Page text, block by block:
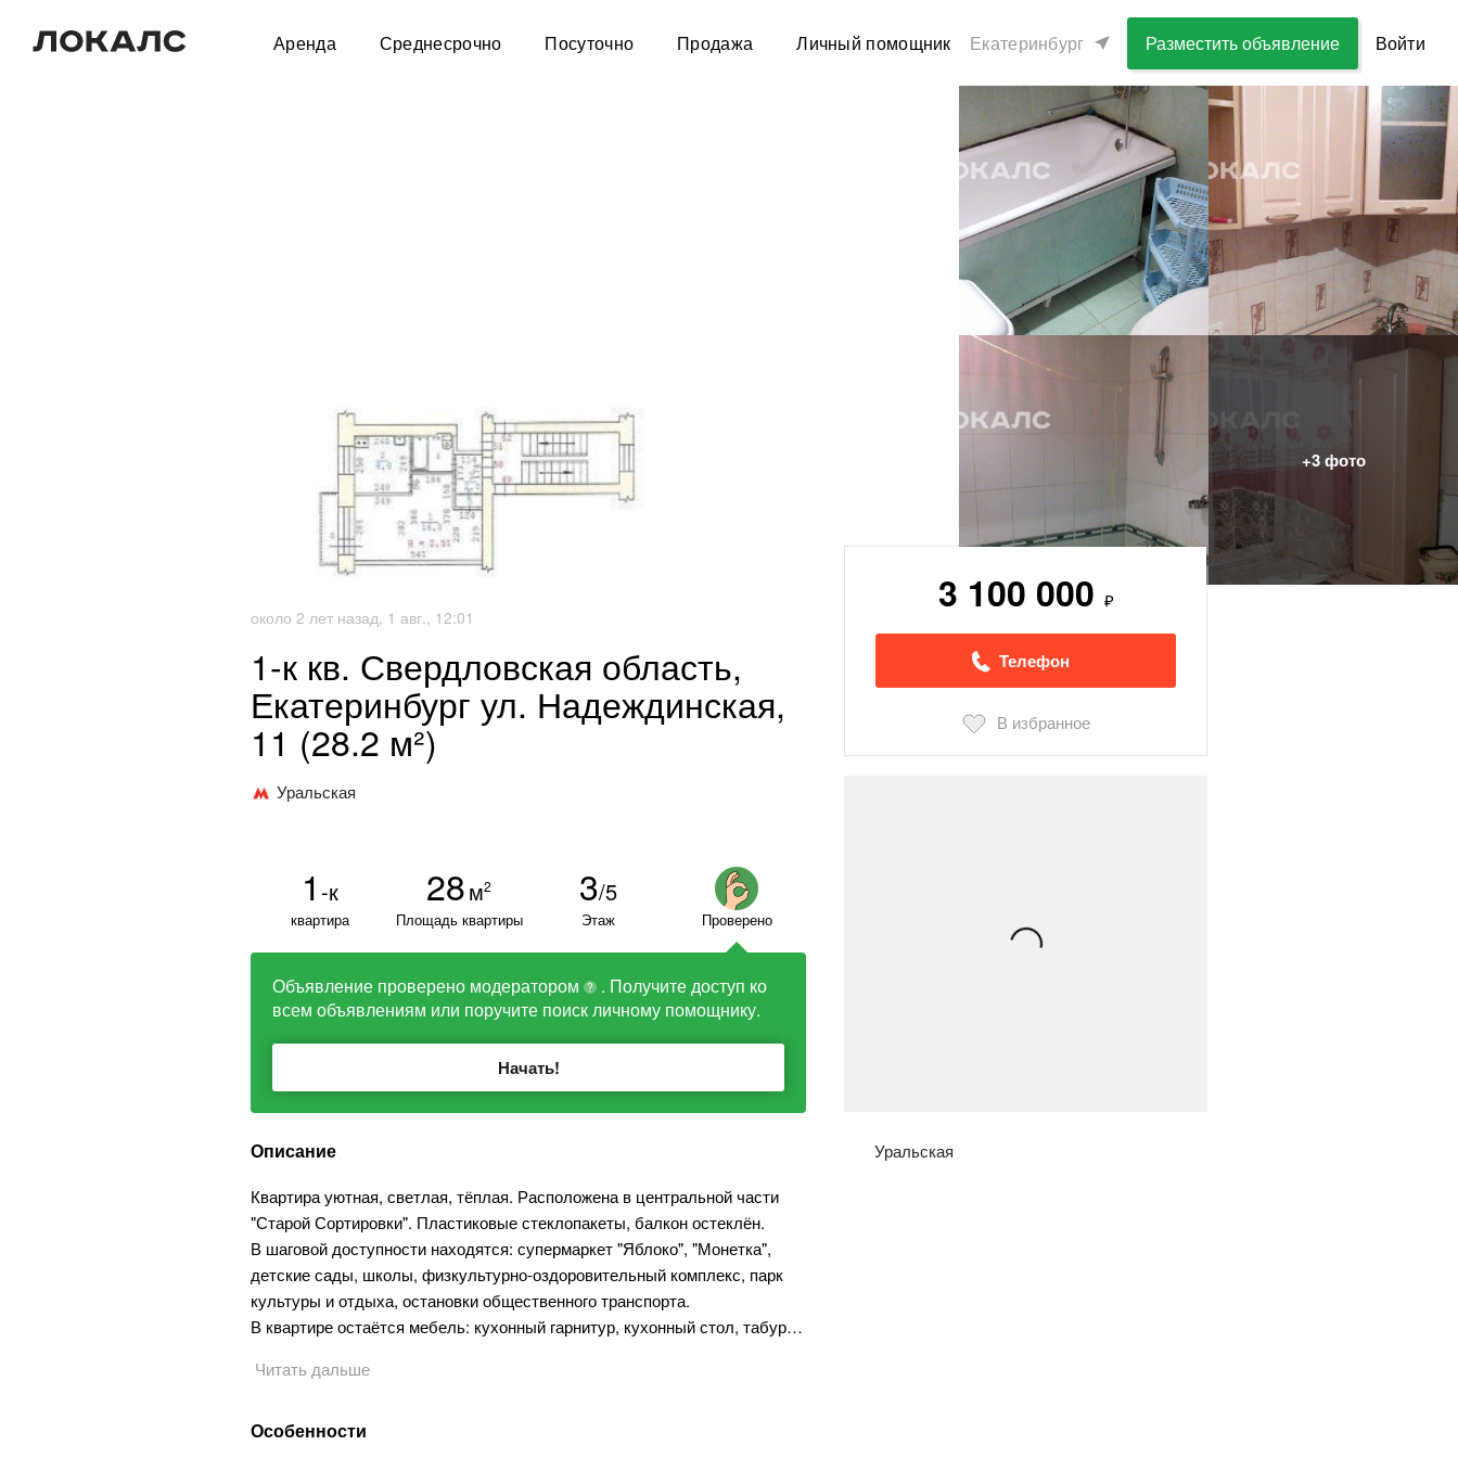
Аренда Среднесрочно Посуточно Продажа Личный помощник Екатеринбург Разместить объявление Войти
+3 фото
около 2 лет назад, 1 авг., 12:01
1-к кв. Свердловская область,
Екатеринбург ул. Надеждинская,
11 (28.2 м²)
Уральская
1 -к
квартира
28м2
Площадь квартиры
3/5
Этаж Проверено
Объявление проверено модератором ? . Получите доступ ко
всем объявлениям или поручите поиск личному помощнику.
Начать!
Описание
Квартира уютная, светлая, тёплая. Расположена в центральной части
"Старой Сортировки". Пластиковые стеклопакеты, балкон остеклён.
В шаговой доступности находятся: супермаркет "Яблоко", "Монетка",
детские сады, школы, физкультурно-оздоровительный комплекс, парк
культуры и отдыха, остановки общественного транспорта.
В квартире остаётся мебель: кухонный гарнитур, кухонный стол, табур…
Читать дальше
Особенности
3 100 000 ₽
Телефон
В избранное
Уральская